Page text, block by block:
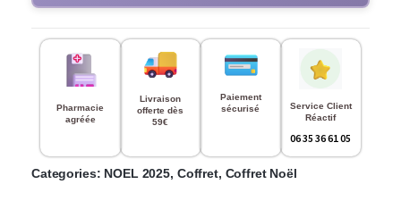
Pharmacie
agréée
Livraison
offerte dès
59€
Paiement
sécurisé
Service Client
Réactif
06 35 36 61 05
Categories: NOEL 2025, Coffret, Coffret Noël